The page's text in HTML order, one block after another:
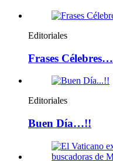
Editoriales
Frases Célebres…
Editoriales
Buen Día…!!